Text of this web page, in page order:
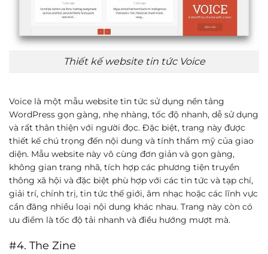
Thiết kế website tin tức Voice
Voice là một mẫu website tin tức sử dụng nền tảng
WordPress gọn gàng, nhẹ nhàng, tốc độ nhanh, dễ sử dụng
và rất thân thiện với người đọc. Đặc biệt, trang này được
thiết kế chú trọng đến nội dung và tính thẩm mỹ của giao
diện. Mẫu website này vô cùng đơn giản và gọn gàng,
không gian trang nhã, tích hợp các phương tiện truyền
thông xã hội và đặc biệt phù hợp với các tin tức và tạp chí,
giải trí, chính trị, tin tức thế giới, âm nhạc hoặc các lĩnh vực
cần đăng nhiều loại nội dung khác nhau. Trang này còn có
ưu điểm là tốc độ tải nhanh và điều hướng mượt mà.
#4. The Zine